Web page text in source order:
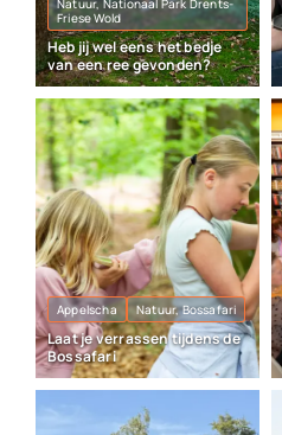
Friese Wold
Heb jij wel eens het bedje
van een ree gevonden?
Appelscha Natuur, Bossafari
Laat je verrassen tijdens de
Bossafari